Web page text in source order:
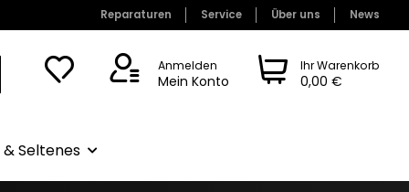
Reparaturen Service Über uns News
Anmelden
Mein Konto
Ihr Warenkorb
0,00 €
Seltenes